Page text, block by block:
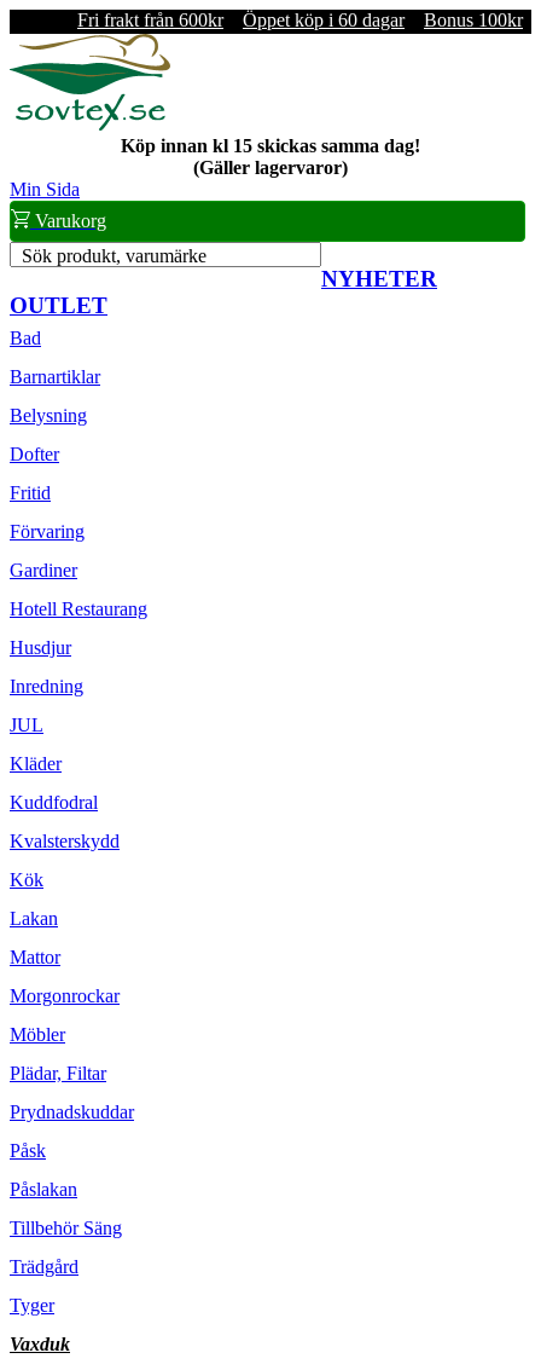
Fri frakt från 600kr Öppet köp i 60 dagar Bonus 100kr
Köp innan kl 15 skickas samma dag!
(Gäller lagervaror)
Min Sida
Varukorg
Sök produkt, varumärke
NYHETER
OUTLET
Bad
Barnartiklar
Belysning
Dofter
Fritid
Förvaring
Gardiner
Hotell Restaurang
Husdjur
Inredning
JUL
Kläder
Kuddfodral
Kvalsterskydd
Kök
Lakan
Mattor
Morgonrockar
Möbler
Plädar, Filtar
Prydnadskuddar
Påsk
Påslakan
Tillbehör Säng
Trädgård
Tyger
Vaxduk